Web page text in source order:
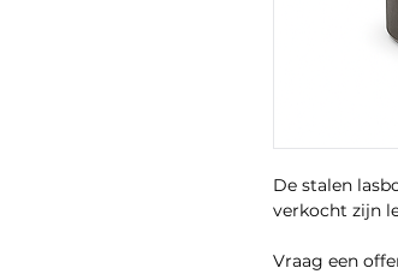
De stalen
verkocht zijn
Vraag een